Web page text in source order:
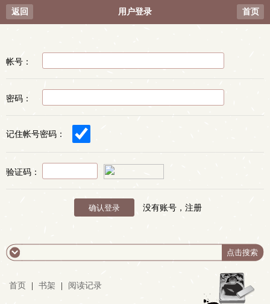
返回 用户登录 首页
帐号：
密码：
记住帐号密码：
验证码：
没有账号，注册
首页 书架 阅读记录